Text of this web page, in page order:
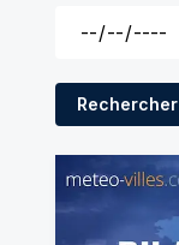
Rechercher